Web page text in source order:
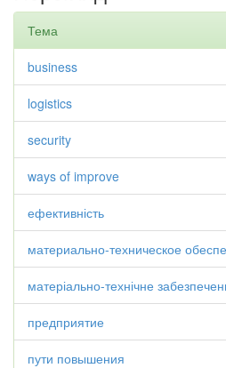
Тема
business
logistics
security
ways of improve
ефективність
материально-техническое
матеріально-технічне
предприятие
пути повышения